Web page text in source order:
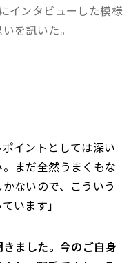
インタビューした模様
を訊いた。
イントとしては深い
まだ全然うまくもな
ないので、こういう
います」
きました。今のご自身